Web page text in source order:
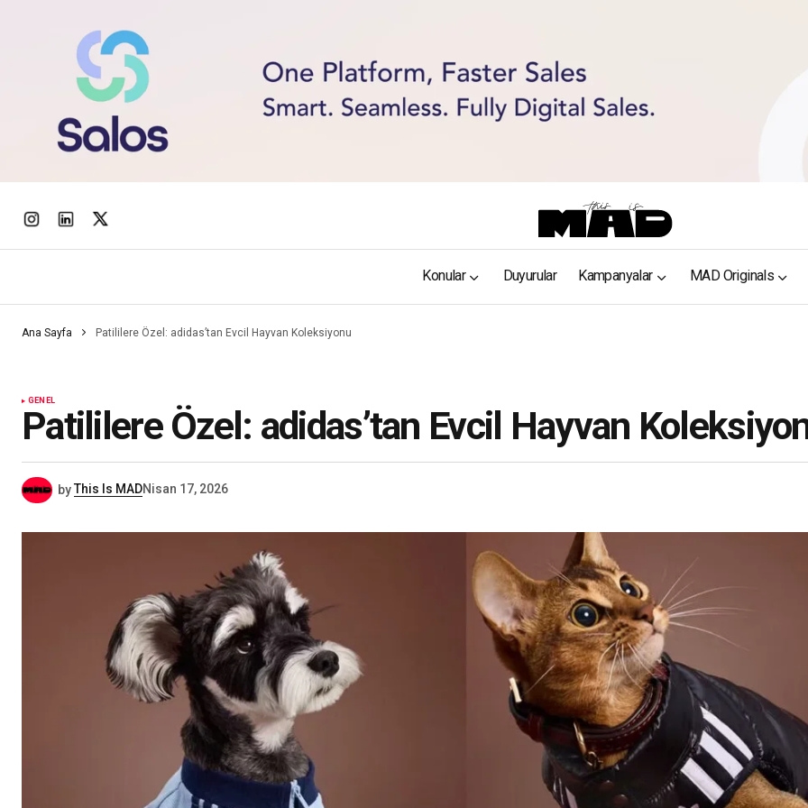
Konular Duyurular Kampanyalar MAD Originals
Ana Sayfa Patililere Özel: adidas’tan Evcil Hayvan Koleksiyonu
GENEL
Patililere Özel: adidas’tan Evcil Hayvan
byThis Is MADNisan 17, 2026